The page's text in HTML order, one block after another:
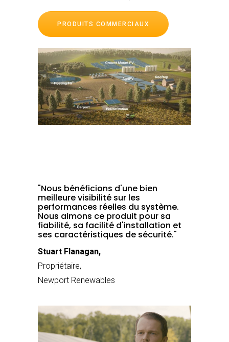
PRODUITS COMMERCIAUX
"Nous bénéficions d'une bien
meilleure visibilité sur les
performances réelles du système.
Nous aimons ce produit pour sa
fiabilité, sa facilité d'installation et
ses caractéristiques de sécurité."
Stuart Flanagan,
Propriétaire,
Newport Renewables